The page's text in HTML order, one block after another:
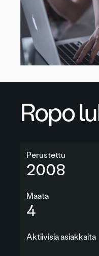
Ropo
Perustettu
2008
Maata
4
Aktiivisia asiakkaita